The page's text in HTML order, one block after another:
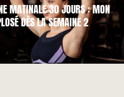
MATINALE 30 JOURS : MON
DÈS LA SEMAINE 2